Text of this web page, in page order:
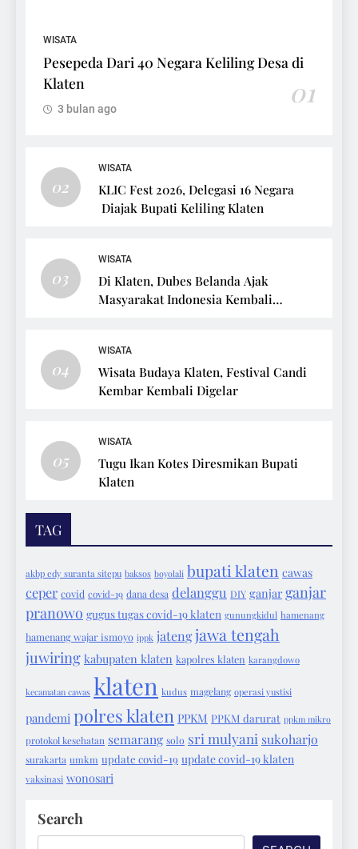
WISATA
Pesepeda Dari 40 Negara Keliling Desa di
Klaten
01
3 bulan ago
02
WISATA
KLIC Fest 2026, Delegasi 16 Negara
Diajak Bupati Keliling Klaten
03
WISATA
Di Klaten, Dubes Belanda Ajak
Masyarakat Indonesia Kembali
04
WISATA
Wisata Budaya Klaten, Festival Candi
Kembar Kembali Digelar
05
WISATA
Tugu Ikan Kotes Diresmikan Bupati
Klaten
TAG
akbp edy suranta sitepu baksos boyolali bupati klaten cawas
ceper covid covid-19 dana desa delanggu DIY ganjar ganjar
pranowo gugus tugas covid-19 klaten gunungkidul hamenang
hamenang wajar ismoyo ippk jatengjawa tengah
juwiring kabupaten klaten kapolres klaten karangdowo
kecamatan cawas klaten kudus magelang operasi yustisi
pandemi polres klaten PPKM PPKM darurat ppkm mikro
protokol kesehatan semarang solo sri mulyani sukoharjo
surakarta umkm update covid-19 update covid-19 klaten
vaksinasi wonosari
Search